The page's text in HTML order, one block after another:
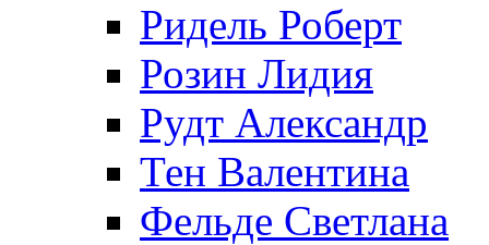
Ридель Роберт
Розин Лидия
Рудт Александр
Тен Валентина
Фельде Светлана